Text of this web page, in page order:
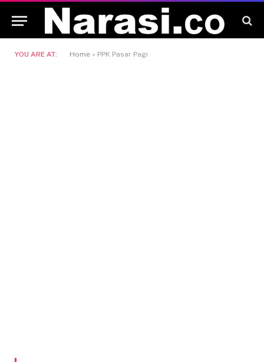
YOU ARE AT: Home » PPK Pasar Pagi